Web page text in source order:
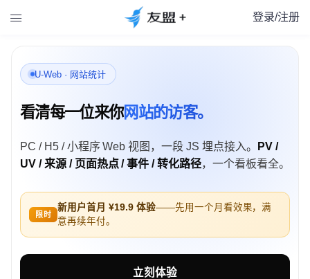
 登录/注册
U-Web · 网站统计
看清每一位来你网站的访客。
PC / H5 / 小程序 Web 视图，一段 JS 埋点接入。
PV /
UV / 来源 / 页面热点 / 事件 / 转化路径，一个看板看全。
限时
新用户首月 ¥19.9 体验——先用一个月看效果，满
意再续年付。
立刻体验